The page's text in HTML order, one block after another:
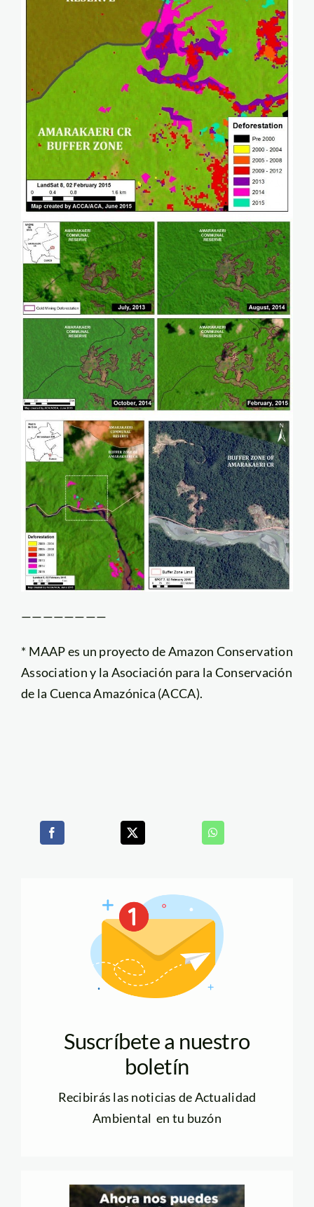
————————
* MAAP es un proyecto de Amazon Conservation
Association y la Asociación para la Conservación
de la Cuenca Amazónica (ACCA).
Suscríbete a nuestro
boletín
Recibirás las noticias de Actualidad
Ambiental en tu buzón